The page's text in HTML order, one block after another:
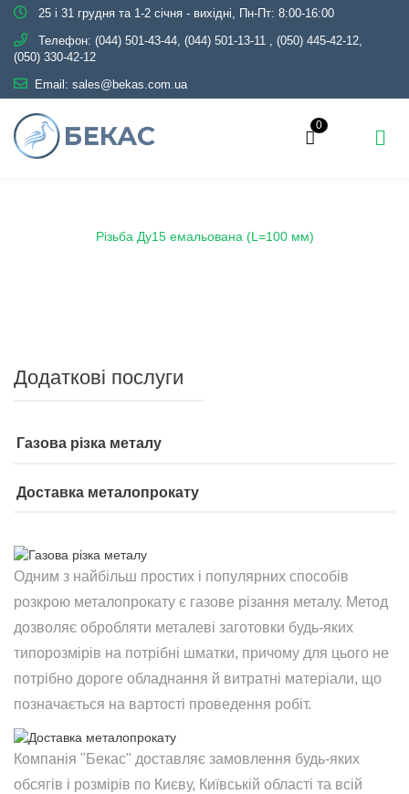
25 і 31 грудня та 1-2 січня - вихідні, Пн-Пт: 8:00-16:00
Телефон: (044) 501-43-44, (044) 501-13-11 , (050) 445-42-12,
(050) 330-42-12
Email: sales@bekas.com.ua
0
Різьба Ду15 емальована (L=100 мм)
Додаткові послуги
Газова різка металу
Доставка металопрокату
Одним з найбільш простих і популярних способів
розкрою металопрокату є газове різання металу. Метод
дозволяє обробляти металеві заготовки будь-яких
типорозмірів на потрібні шматки, причому для цього не
потрібно дороге обладнання й витратні матеріали, що
позначається на вартості проведення робіт.
Компанія "Бекас" доставляє замовлення будь-яких
обсягів і розмірів по Києву, Київській області та всій